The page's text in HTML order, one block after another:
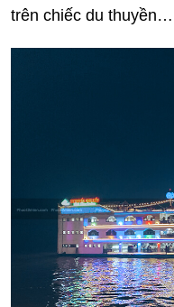
trên chiếc du